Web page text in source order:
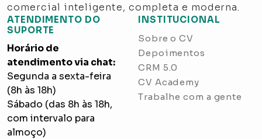
comercial inteligente, completa e moderna.
INSTITUCIONAL
Sobre o CV
Depoimentos
CRM 5.0
CV Academy
Trabalhe com a gente
ATENDIMENTO DO
SUPORTE
Horário de
atendimento via chat:
Segunda a sexta-feira
(8h às 18h)
Sábado (das 8h às 18h,
com intervalo para
almoço)